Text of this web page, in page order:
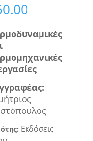
έας:
Εκδόσεις